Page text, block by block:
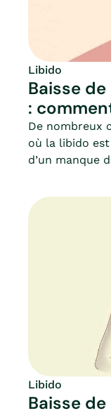
une recette
ginseng, mais
qui vous
les clés du
Libido
Baisse
:
De nombreux
où la libido
d’un manque
manque de
couples tient
stress ou
sont autant
libido.
libido malgré
Pourquoi ne
situations ?
flamme dans
Libido
Baisse